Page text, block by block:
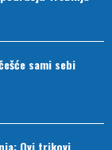
sami sebi
Ovi trikovi